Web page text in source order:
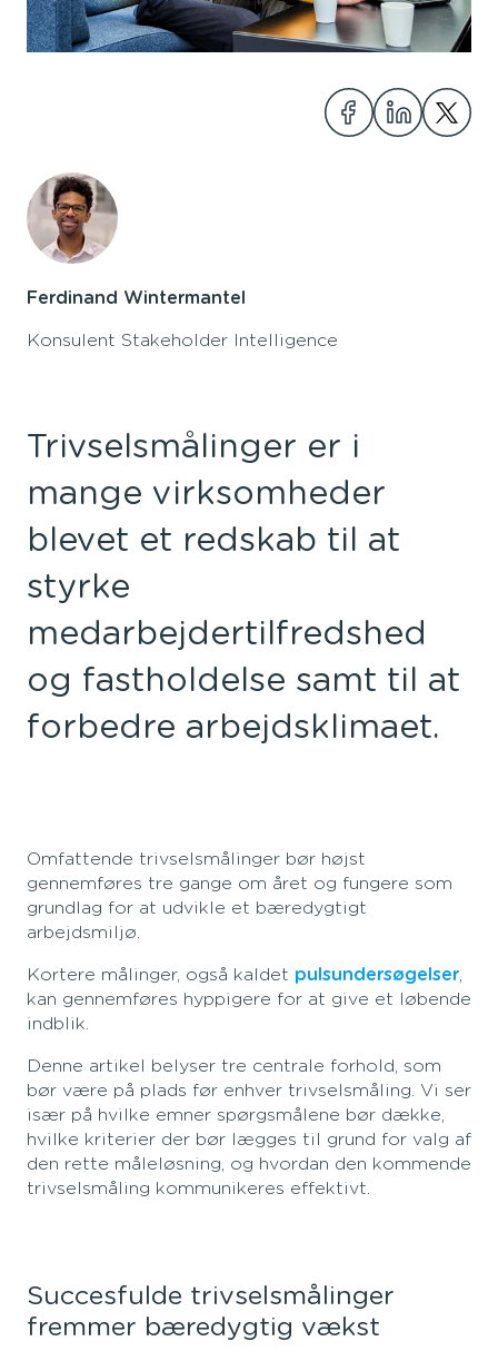
Del Del Del
Ferdinand Wintermantel
Konsulent Stakeholder Intelligence
Trivselsmålinger er i
mange virksomheder
blevet et redskab til at
styrke
medarbejdertilfredshed
og fastholdelse samt til at
forbedre arbejdsklimaet.
Omfattende trivselsmålinger bør højst
gennemføres tre gange om året og fungere som
grundlag for at udvikle et bæredygtigt
arbejdsmiljø.
Kortere målinger, også kaldet pulsundersøgelser
kan gennemføres hyppigere for at give et løbende
indblik.
Denne artikel belyser tre centrale forhold, som
bør være på plads før enhver trivselsmåling. Vi ser
især på hvilke emner spørgsmålene bør dække,
hvilke kriterier der bør lægges til grund for valg af
den rette måleløsning, og hvordan den kommende
trivselsmåling kommunikeres effektivt.
Succesfulde trivselsmålinger
fremmer bæredygtig vækst